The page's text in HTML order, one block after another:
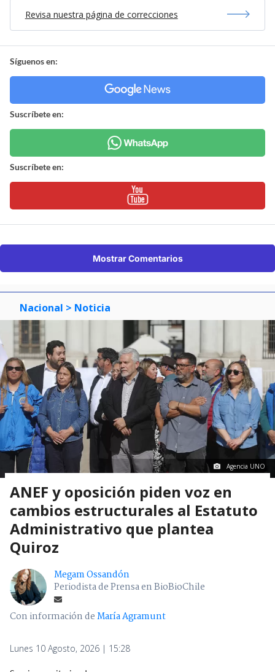
Revisa nuestra página de correcciones
Síguenos en:
Suscríbete en:
Suscríbete en:
Mostrar Comentarios
Nacional > Noticia
Agencia UNO
ANEF y oposición piden voz en
cambios estructurales al Estatuto
Administrativo que plantea
Quiroz
Megam Ossandón
Periodista de Prensa en BioBioChile
Con información deMaría Agramunt
Lunes 10 Agosto, 2026 | 15:28